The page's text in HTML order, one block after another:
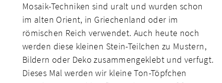
Mosaik-Techniken sind uralt und wurden schon
im alten Orient, in Griechenland oder im
römischen Reich verwendet. Auch heute noch
werden diese kleinen Stein-Teilchen zu Mustern,
Bildern oder Deko zusammengeklebt und verfugt.
Dieses Mal werden wir kleine Ton-Töpfchen